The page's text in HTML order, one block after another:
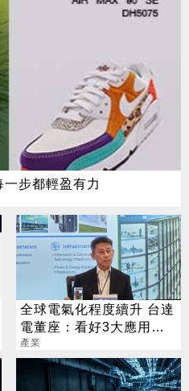
步都輕盈有力
全球電氣化程度續升 台達
電董座：看好3大應用需
求
產業